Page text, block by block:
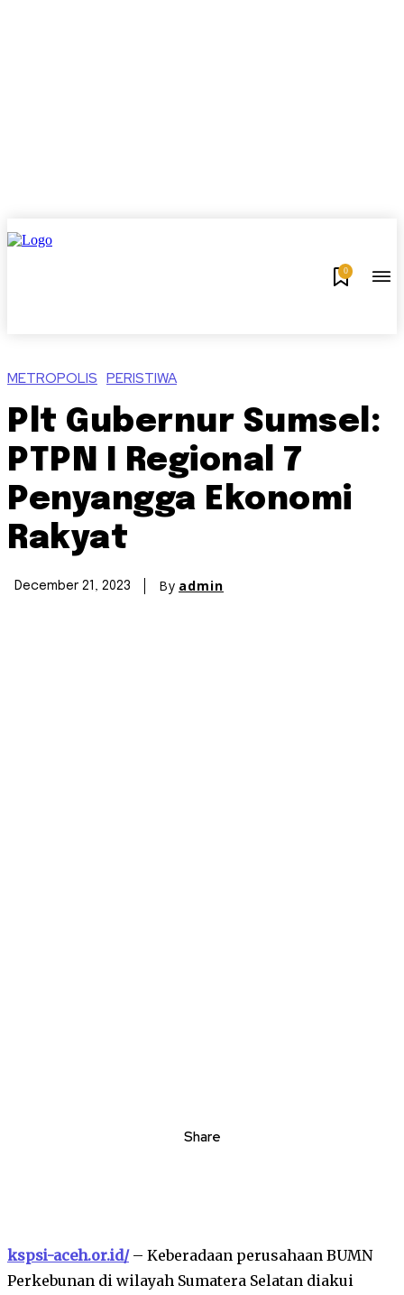
0
METROPOLIS PERISTIWA
Plt Gubernur Sumsel:
PTPN I Regional 7
Penyangga Ekonomi
Rakyat
December 21, 2023 By admin
Share
kspsi-aceh.or.id/– Keberadaan perusahaan BUMN
Perkebunan di wilayah Sumatera Selatan diakui